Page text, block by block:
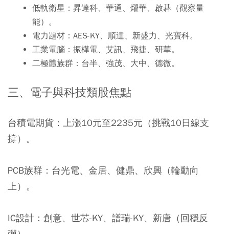
低軌衛星：昇達科、華通、燿華、啟碁（觀察量
能）。
電力題材：AES-KY、順達、新盛力、光寶科。
工業電腦：振樺電、艾訊、飛捷、研華。
二極體族群：台半、強茂、大中、德微。
三、電子與科技類股焦點
台積電期貨：上漲10元至2235元（挑戰10日線支
撐）。
PCB族群：台光電、金居、健鼎、欣興（輪動向
上）。
IC設計：創意、世芯-KY、譜瑞-KY、新唐（回穩反